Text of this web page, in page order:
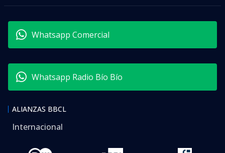
Whatsapp Comercial
Whatsapp Radio Bío Bío
ALIANZAS BBCL
Internacional